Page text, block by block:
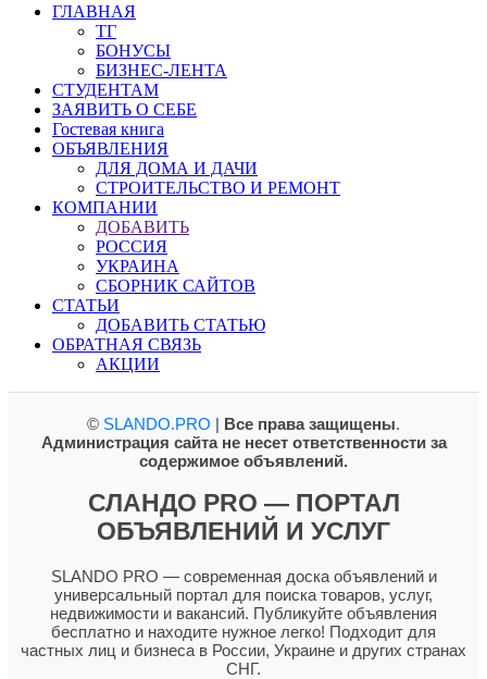
ГЛАВНАЯ
ТГ
БОНУСЫ
БИЗНЕС-ЛЕНТА
СТУДЕНТАМ
ЗАЯВИТЬ О СЕБЕ
Гостевая книга
ОБЪЯВЛЕНИЯ
ДЛЯ ДОМА И ДАЧИ
СТРОИТЕЛЬСТВО И РЕМОНТ
КОМПАНИИ
ДОБАВИТЬ
РОССИЯ
УКРАИНА
СБОРНИК САЙТОВ
СТАТЬИ
ДОБАВИТЬ СТАТЬЮ
ОБРАТНАЯ СВЯЗЬ
АКЦИИ
© SLANDO.PRO | Все права защищены.
Администрация сайта не несет ответственности за
содержимое объявлений.
СЛАНДО PRO — ПОРТАЛ
ОБЪЯВЛЕНИЙ И УСЛУГ
SLANDO PRO — современная доска объявлений и
универсальный портал для поиска товаров, услуг,
недвижимости и вакансий. Публикуйте объявления
бесплатно и находите нужное легко! Подходит для
частных лиц и бизнеса в России, Украине и других странах
СНГ.